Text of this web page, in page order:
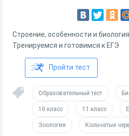
Строение, особенности и
Тренируемся и готовимся к ЕГЭ
Пройти тест
Образовательный тест
10 класс 11 класс
Зоология Кольчатые